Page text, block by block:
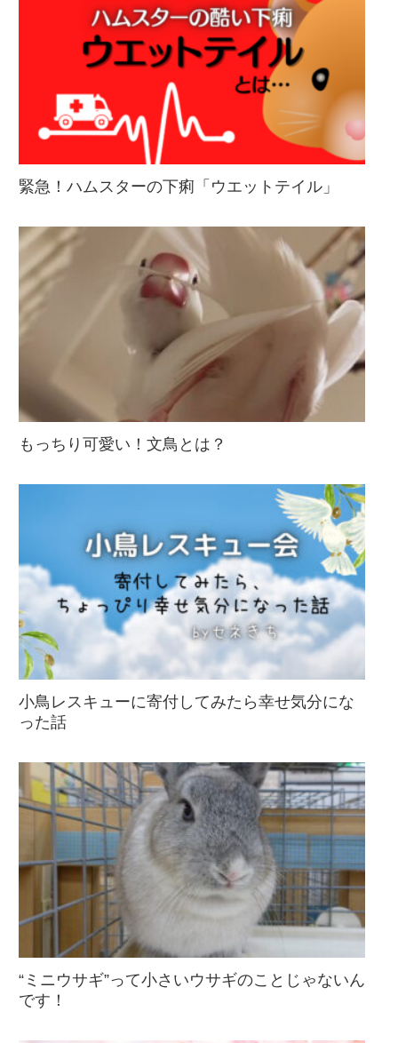
緊急！ハムスターの下痢「ウエットテイル」
もっちり可愛い！文鳥とは？
小鳥レスキューに寄付してみたら幸せ気分にな
った話
“ミニウサギ”って小さいウサギのことじゃないん
です！